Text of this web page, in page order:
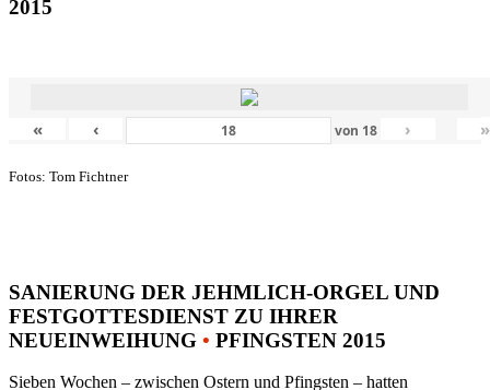
2015
« ‹ von 18 › »
Fotos: Tom Fichtner
SANIERUNG DER JEHMLICH-ORGEL UND
FESTGOTTESDIENST ZU IHRER
NEUEINWEIHUNG • PFINGSTEN 2015
Sieben Wochen – zwischen Ostern und Pfingsten – hatten